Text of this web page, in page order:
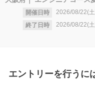
開催日時 2026/08/22(
終了日時
2026/08/22(
エントリーを行うに